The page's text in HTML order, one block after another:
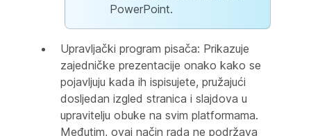
PowerPoint.
Upravljački program pisača: Prikazuje
zajedničke prezentacije onako kako se
pojavljuju kada ih ispisujete, pružajući
dosljedan izgled stranica i slajdova u
upravitelju obuke na svim platformama.
Međutim, ovaj način rada ne podržava